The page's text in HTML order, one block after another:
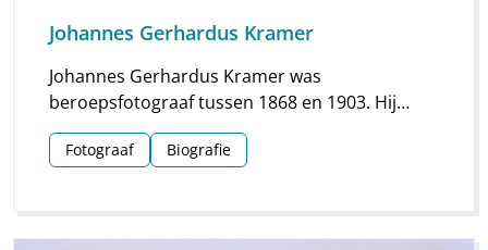
Johannes Gerhardus Kramer
Johannes Gerhardus Kramer was
beroepsfotograaf tussen 1868 en 1903. Hij
maakte vooral foto’s in Groningen, maar hij
streek ook meermaals neer in Drenthe. Vooral
Fotograaf Biografie